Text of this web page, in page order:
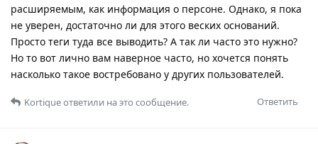
расширяемым, как информация о персоне. Однако, я пока
не уверен, достаточно ли для этого веских оснований.
Просто теги туда все выводить? А так ли часто это нужно?
Но то вот лично вам наверное часто, но хочется понять
насколько такое востребовано у других пользователей.
Ответить
Kortiqueответили на это сообщение.